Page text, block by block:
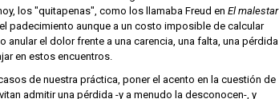
los "quitapenas", como los llamaba Freud en El malestar
padecimiento aunque a un costo imposible de calcular
el dolor frente a una carencia, una falta, una pérdida
en estos encuentros.
de nuestra práctica, poner el acento en la cuestión de
admitir una pérdida -y a menudo la desconocen-, y